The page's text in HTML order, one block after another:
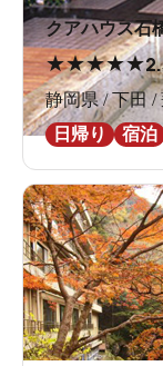
クアハウス石
★★★★★
静岡県 / 下田 /
日帰り
宿泊